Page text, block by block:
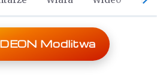
Modlitwa